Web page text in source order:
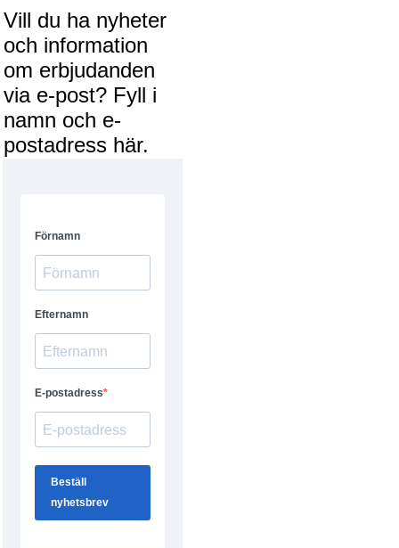
Vill du ha nyheter
och information
om erbjudanden
via e-post? Fyll i
namn och e-
postadress här.